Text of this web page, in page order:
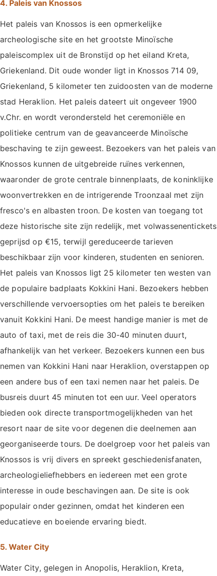
4. Paleis van Knossos
Het paleis van Knossos is een opmerkelijke
archeologische site en het grootste Minoïsche
paleiscomplex uit de Bronstijd op het eiland Kreta,
Griekenland. Dit oude wonder ligt in Knossos 714 09,
Griekenland, 5 kilometer ten zuidoosten van de moderne
stad Heraklion. Het paleis dateert uit ongeveer 1900
v.Chr. en wordt verondersteld het ceremoniële en
politieke centrum van de geavanceerde Minoïsche
beschaving te zijn geweest. Bezoekers van het paleis van
Knossos kunnen de uitgebreide ruïnes verkennen,
waaronder de grote centrale binnenplaats, de koninklijke
woonvertrekken en de intrigerende Troonzaal met zijn
fresco's en albasten troon. De kosten van toegang tot
deze historische site zijn redelijk, met volwassenentickets
geprijsd op €15, terwijl gereduceerde tarieven
beschikbaar zijn voor kinderen, studenten en senioren.
Het paleis van Knossos ligt 25 kilometer ten westen van
de populaire badplaats Kokkini Hani. Bezoekers hebben
verschillende vervoersopties om het paleis te bereiken
vanuit Kokkini Hani. De meest handige manier is met de
auto of taxi, met de reis die 30-40 minuten duurt,
afhankelijk van het verkeer. Bezoekers kunnen een bus
nemen van Kokkini Hani naar Heraklion, overstappen op
een andere bus of een taxi nemen naar het paleis. De
busreis duurt 45 minuten tot een uur. Veel operators
bieden ook directe transportmogelijkheden van het
resort naar de site voor degenen die deelnemen aan
georganiseerde tours. De doelgroep voor het paleis van
Knossos is vrij divers en spreekt geschiedenisfanaten,
archeologieliefhebbers en iedereen met een grote
interesse in oude beschavingen aan. De site is ook
populair onder gezinnen, omdat het kinderen een
educatieve en boeiende ervaring biedt.
5. Water City
Water City, gelegen in Anopolis, Heraklion, Kreta,